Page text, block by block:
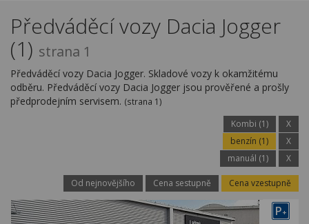
Kariéra
Kontakty
Předváděcí vozy Dacia Jogger
(1) strana 1
Předváděcí vozy Dacia Jogger. Skladové vozy k okamžitému
odběru. Předváděcí vozy Dacia Jogger jsou prověřené a prošly
předprodejním servisem. (strana 1)
Kombi (1)
X
benzín (1)
X
manuál (1)
X
Od nejnovějšího Cena sestupně Cena vzestupně
P+